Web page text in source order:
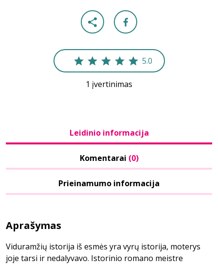
5.0
1 įvertinimas
Leidinio informacija
Komentarai (0)
Prieinamumo informacija
Aprašymas
Viduramžių istorija iš esmės yra vyrų istorija, moterys
joje tarsi ir nedalyvavo. Istorinio romano meistre